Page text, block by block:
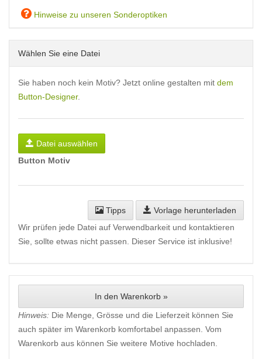
Hinweise zu unseren Sonderoptiken
Wählen Sie eine Datei
Sie haben noch kein Motiv? Jetzt online gestalten mit dem
Button-Designer.
Datei auswählen
Button Motiv
Tipps
Vorlage herunterladen
Wir prüfen jede Datei auf Verwendbarkeit und kontaktieren
Sie, sollte etwas nicht passen. Dieser Service ist inklusive!
In den Warenkorb »
Hinweis: Die Menge, Grösse und die Lieferzeit können Sie
auch später im Warenkorb komfortabel anpassen. Vom
Warenkorb aus können Sie weitere Motive hochladen.